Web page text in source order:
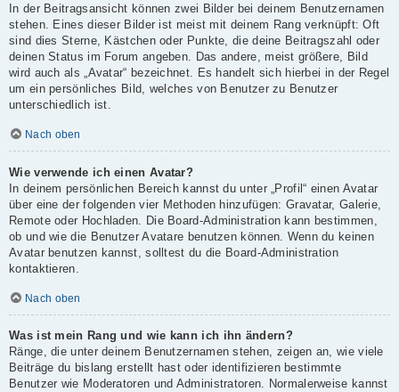
In der Beitragsansicht können zwei Bilder bei deinem Benutzernamen
stehen. Eines dieser Bilder ist meist mit deinem Rang verknüpft: Oft
sind dies Sterne, Kästchen oder Punkte, die deine Beitragszahl oder
deinen Status im Forum angeben. Das andere, meist größere, Bild
wird auch als „Avatar“ bezeichnet. Es handelt sich hierbei in der Regel
um ein persönliches Bild, welches von Benutzer zu Benutzer
unterschiedlich ist.
Nach oben
Wie verwende ich einen Avatar?
In deinem persönlichen Bereich kannst du unter „Profil“ einen Avatar
über eine der folgenden vier Methoden hinzufügen: Gravatar, Galerie,
Remote oder Hochladen. Die Board-Administration kann bestimmen,
ob und wie die Benutzer Avatare benutzen können. Wenn du keinen
Avatar benutzen kannst, solltest du die Board-Administration
kontaktieren.
Nach oben
Was ist mein Rang und wie kann ich ihn ändern?
Ränge, die unter deinem Benutzernamen stehen, zeigen an, wie viele
Beiträge du bislang erstellt hast oder identifizieren bestimmte
Benutzer wie Moderatoren und Administratoren. Normalerweise kannst